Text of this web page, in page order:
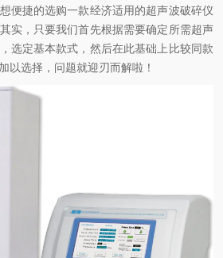
便捷的选购一款经济适用的超声波破碎仪
实，只要我们首先根据需要确定所需超声
选定基本款式，然后在此基础上比较同款
以选择，问题就迎刃而解啦！